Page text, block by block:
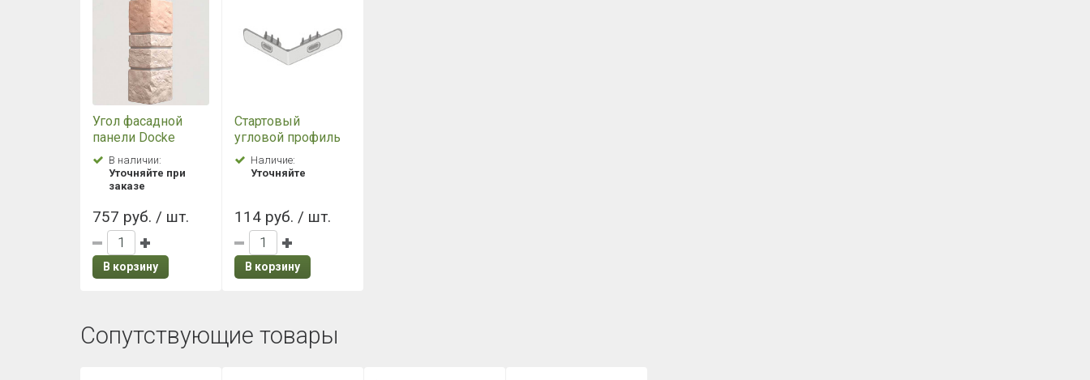
Угол фасадной
панели Docke
PREMIUM BURG
льняной
В наличии:
Уточняйте при
заказе
757 руб. / шт.
В корзину
Стартовый
угловой профиль
Docke BURG
Наличие:
Уточняйте
114 руб. / шт.
В корзину
Сопутствующие товары